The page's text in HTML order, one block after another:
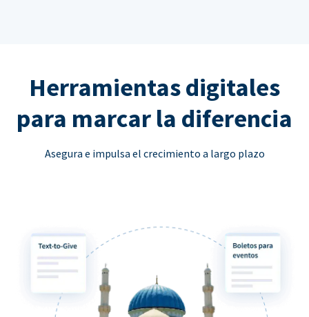
Herramientas digitales
para marcar la diferencia
Asegura e impulsa el crecimiento a largo plazo